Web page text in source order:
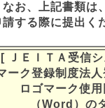
お、上記書類
する際に提出く
[ ＪＥＩＴＡ受信
ーク登録制度法
ロゴマーク使
（Word）の